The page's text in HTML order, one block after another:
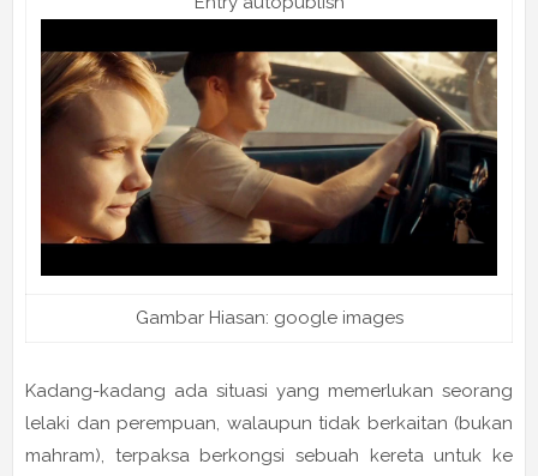
Gambar Hiasan: google images
Kadang-kadang ada situasi yang memerlukan seorang
lelaki dan perempuan, walaupun tidak berkaitan (bukan
mahram), terpaksa berkongsi sebuah kereta untuk ke